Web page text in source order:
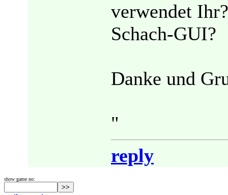
verwendet
Schach-GUI?
Danke und
"
reply
show game no: